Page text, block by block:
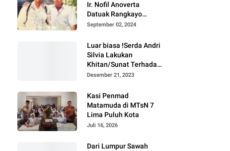
Ir. Nofil Anoverta
Datuak Rangkayo
Batuah Cawako
September 02, 2024
Luar biasa !Serda Andri
Silvia Lakukan
Khitan/Sunat Terhadap
Anak Warga Binaannya
Desember 21, 2023
Kasi Penmad
Matamuda di MTsN 7
Lima Puluh Kota
Juli 16, 2026
Dari Lumpur Sawah